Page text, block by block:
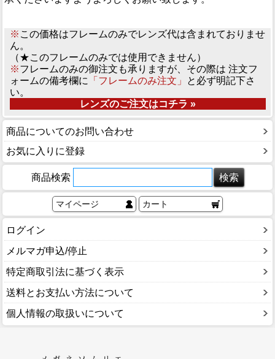
※ この価格はフレームのみでレンズ代は含まれておりませ
ん。
（★このフレームのみでは使用できません）
※フレームのみの御注文も承りますが、その際は 注文フ
ォームの備考欄に
「フレームのみ注文」
と必ず明記下さ
い。
レンズのご注文はコチラ »
商品についてのお問い合わせ
お気に入りに登録
商品検索
マイページ カート
ログイン
メルマガ申込/停止
特定商取引法に基づく表示
送料とお支払い方法について
個人情報の取扱いについて